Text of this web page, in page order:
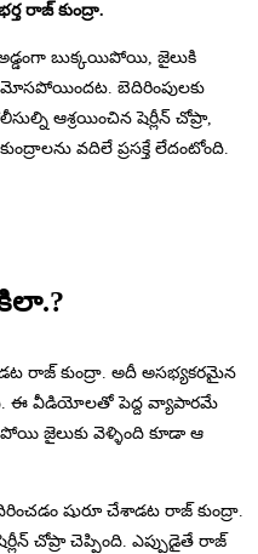
రాజ్ కుంద్రా.
బుక్కయిపోయి, జైలుకి
మోసపోయిందట. బెదిరింపులకు
ఆశ్రయించిన షెర్లీన్ చోప్రా,
వదిలే ప్రసక్తే లేదంటోంది.
రాజ్ కుంద్రా. అదీ అసభ్యకరమైన
ఈ వీడియోలతో పెద్ద వ్యాపారమే
జైలుకు వెళ్ళింది కూడా ఆ
షురూ చేశాడట రాజ్ కుంద్రా.
చోప్రా చెప్పింది. ఎప్పుడైతే రాజ్